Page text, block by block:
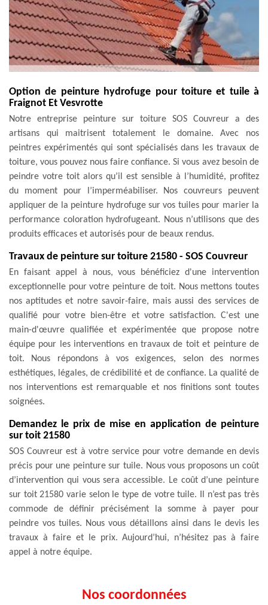
Option de peinture hydrofuge pour toiture et tuile à
Fraignot Et Vesvrotte
Notre entreprise peinture sur toiture SOS Couvreur a des
artisans qui maitrisent totalement le domaine. Avec nos
peintres expérimentés qui sont spécialisés dans les travaux de
toiture, vous pouvez nous faire confiance. Si vous avez besoin de
peindre votre toit alors qu’il est sensible à l’humidité, profitez
du moment pour l’imperméabiliser. Nos couvreurs peuvent
appliquer de la peinture hydrofuge sur vos tuiles pour marier la
performance coloration hydrofugeant. Nous n’utilisons que des
produits efficaces et autorisés pour de beaux rendus.
Travaux de peinture sur toiture 21580 - SOS Couvreur
En faisant appel à nous, vous bénéficiez d'une intervention
exceptionnelle pour votre peinture de toit. Nous mettons toutes
nos aptitudes et notre savoir-faire, mais aussi des services de
qualifié pour votre bien-être et votre satisfaction. C'est une
main-d'œuvre qualifiée et expérimentée que propose notre
équipe pour les interventions en travaux de toit et peinture de
toit. Nous répondons à vos exigences, selon des normes
esthétiques, légales, de crédibilité et de confiance. La qualité de
nos interventions est remarquable et nos finitions sont toutes
soignées.
Demandez le prix de mise en application de peinture
sur toit 21580
SOS Couvreur est à votre service pour votre demande en devis
précis pour une peinture sur tuile. Nous vous proposons un coût
d’intervention qui vous sera accessible. Le coût d’une peinture
sur toit 21580 varie selon le type de votre tuile. Il n’est pas très
commode de définir précisément la somme à payer pour
peindre vos tuiles. Nous vous détaillons ainsi dans le devis les
travaux à faire et le prix. Aujourd’hui, n’hésitez pas à faire
appel à notre équipe.
Nos coordonnées